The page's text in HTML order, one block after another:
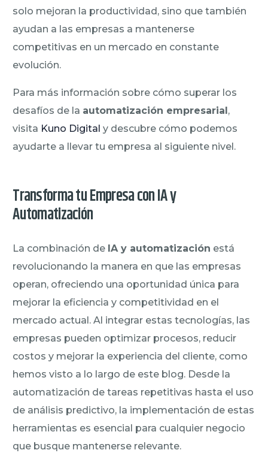
solo mejoran la productividad, sino que también
ayudan a las empresas a mantenerse
competitivas en un mercado en constante
evolución.
Para más información sobre cómo superar los
desafíos de la automatización empresarial,
visita Kuno Digital y descubre cómo podemos
ayudarte a llevar tu empresa al siguiente nivel.
Transforma tu Empresa con IA y
Automatización
La combinación de IA y automatización está
revolucionando la manera en que las empresas
operan, ofreciendo una oportunidad única para
mejorar la eficiencia y competitividad en el
mercado actual. Al integrar estas tecnologías, las
empresas pueden optimizar procesos, reducir
costos y mejorar la experiencia del cliente, como
hemos visto a lo largo de este blog. Desde la
automatización de tareas repetitivas hasta el uso
de análisis predictivo, la implementación de estas
herramientas es esencial para cualquier negocio
que busque mantenerse relevante.